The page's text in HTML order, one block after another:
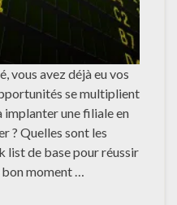
vous avez déjà eu vos
se multiplient
une filiale en
? Quelles sont les
list de base pour réussir
moment …